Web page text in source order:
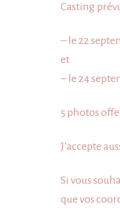
Casting
– le 22
et
– le 24
5 photos
J’accepte
Si vous
que vos